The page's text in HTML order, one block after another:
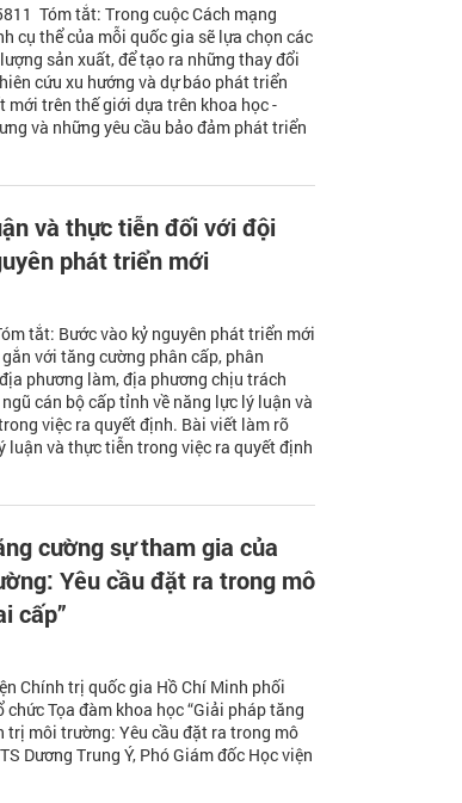
Tóm tắt: Trong cuộc Cách mạng
cụ thể của mỗi quốc gia sẽ lựa chọn các
sản xuất, để tạo ra những thay đổi
cứu xu hướng và dự báo phát triển
trên thế giới dựa trên khoa học -
và những yêu cầu bảo đảm phát triển
và thực tiễn đối với đội
phát triển mới
tắt: Bước vào kỷ nguyên phát triển mới
với tăng cường phân cấp, phân
phương làm, địa phương chịu trách
cán bộ cấp tỉnh về năng lực lý luận và
việc ra quyết định. Bài viết làm rõ
luận và thực tiễn trong việc ra quyết định
cường sự tham gia của
Yêu cầu đặt ra trong mô
cấp”
Chính trị quốc gia Hồ Chí Minh phối
Tọa đàm khoa học “Giải pháp tăng
môi trường: Yêu cầu đặt ra trong mô
Dương Trung Ý, Phó Giám đốc Học viện